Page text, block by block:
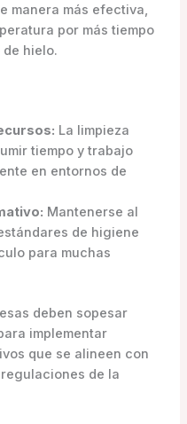
manera más efectiva,
por más tiempo
hielo.
La limpieza
tiempo y trabajo
en entornos de
Mantenerse al
de higiene
para muchas
deben sopesar
implementar
que se alineen con
de la